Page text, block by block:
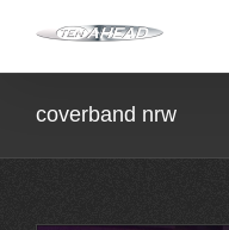
coverband nrw